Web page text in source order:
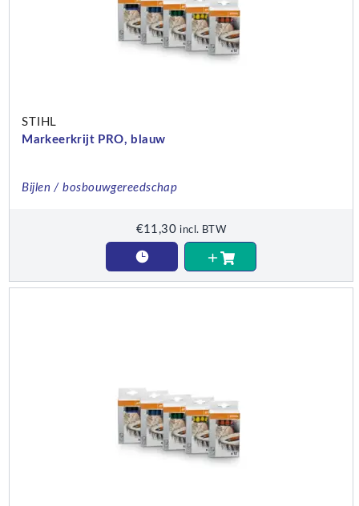
STIHL
Markeerkrijt PRO, blauw
Bijlen / bosbouwgereedschap
€11,30 incl. BTW